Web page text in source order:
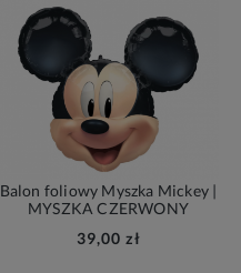
Balon foliowy Myszka Mickey |
MYSZKA CZERWONY
39,00 zł